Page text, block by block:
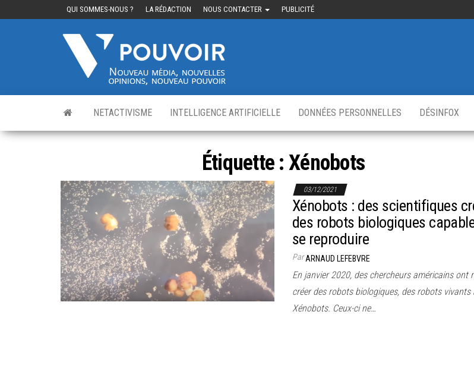
QUI SOMMES-NOUS ? LA RÉDACTION NOUS CONTACTER PUBLICITÉ
nouveau
NETACTIVISME INTELLIGENCE ARTIFICIELLE DONNÉES PERSONNELLES DÉSINFOX
Étiquette :Xénobots
03/12/2021
Xénobots : des scientifiques
des robots biologiques
se reproduire
ParARNAUD LEFEBVRE
En janvier 2020, des chercheurs américains ont
créer des robots biologiques, des robots vivants
Xénobots. Ceux-ci ne…